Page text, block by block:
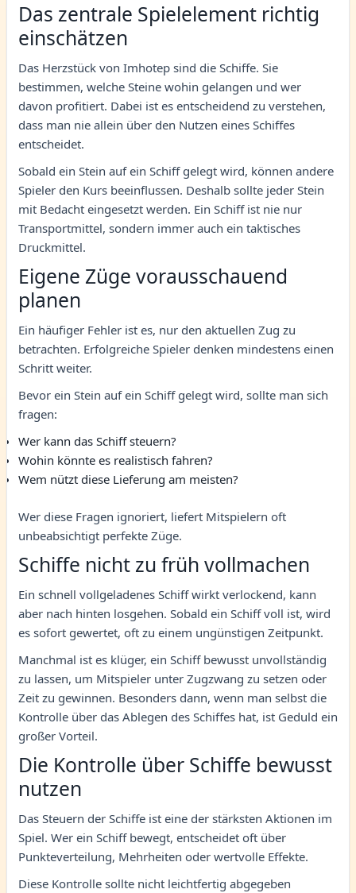
Das zentrale Spielelement richtig
einschätzen
Das Herzstück von Imhotep sind die Schiffe. Sie
bestimmen, welche Steine wohin gelangen und wer
davon profitiert. Dabei ist es entscheidend zu verstehen,
dass man nie allein über den Nutzen eines Schiffes
entscheidet.
Sobald ein Stein auf ein Schiff gelegt wird, können andere
Spieler den Kurs beeinflussen. Deshalb sollte jeder Stein
mit Bedacht eingesetzt werden. Ein Schiff ist nie nur
Transportmittel, sondern immer auch ein taktisches
Druckmittel.
Eigene Züge vorausschauend
planen
Ein häufiger Fehler ist es, nur den aktuellen Zug zu
betrachten. Erfolgreiche Spieler denken mindestens einen
Schritt weiter.
Bevor ein Stein auf ein Schiff gelegt wird, sollte man sich
fragen:
Wer kann das Schiff steuern?
Wohin könnte es realistisch fahren?
Wem nützt diese Lieferung am meisten?
Wer diese Fragen ignoriert, liefert Mitspielern oft
unbeabsichtigt perfekte Züge.
Schiffe nicht zu früh vollmachen
Ein schnell vollgeladenes Schiff wirkt verlockend, kann
aber nach hinten losgehen. Sobald ein Schiff voll ist, wird
es sofort gewertet, oft zu einem ungünstigen Zeitpunkt.
Manchmal ist es klüger, ein Schiff bewusst unvollständig
zu lassen, um Mitspieler unter Zugzwang zu setzen oder
Zeit zu gewinnen. Besonders dann, wenn man selbst die
Kontrolle über das Ablegen des Schiffes hat, ist Geduld ein
großer Vorteil.
Die Kontrolle über Schiffe bewusst
nutzen
Das Steuern der Schiffe ist eine der stärksten Aktionen im
Spiel. Wer ein Schiff bewegt, entscheidet oft über
Punkteverteilung, Mehrheiten oder wertvolle Effekte.
Diese Kontrolle sollte nicht leichtfertig abgegeben